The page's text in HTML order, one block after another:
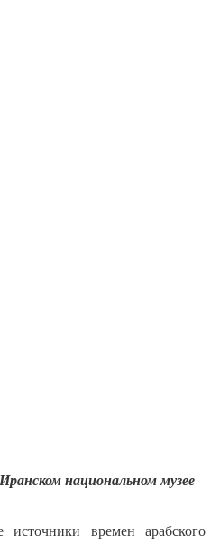
национальном музее
источники времен арабского